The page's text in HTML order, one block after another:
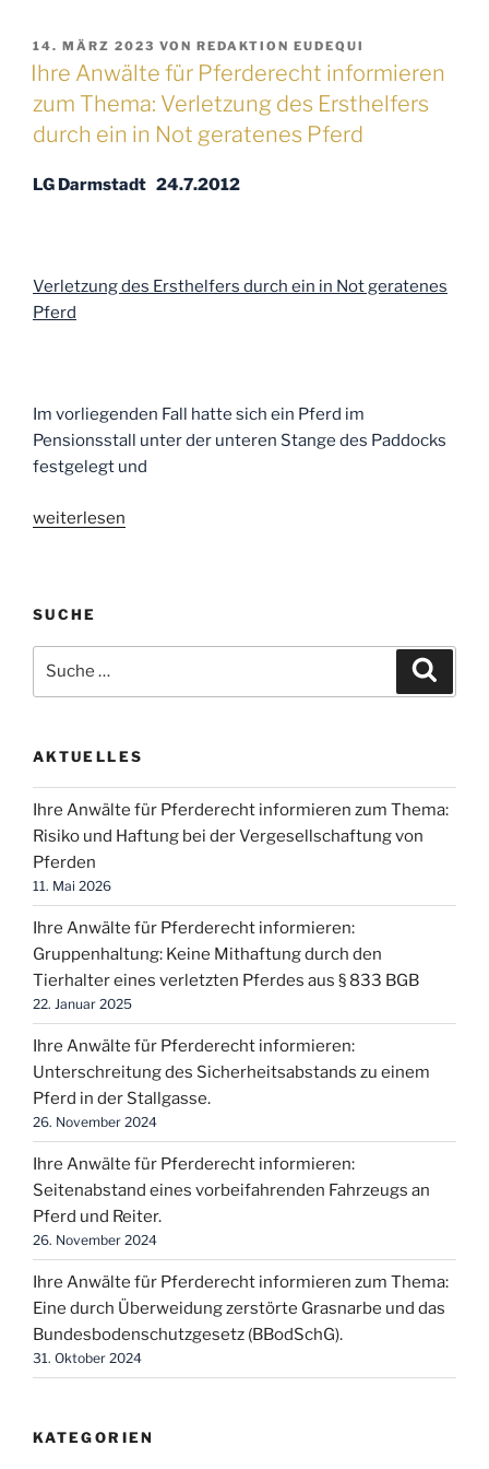
VERÖFFENTLICHT
AM
14. MÄRZ 2023 VON REDAKTION EUDEQUI
Ihre Anwälte für Pferderecht informieren
zum Thema: Verletzung des Ersthelfers
durch ein in Not geratenes Pferd
LG Darmstadt 24.7.2012
Verletzung des Ersthelfers durch ein in Not geratenes
Pferd
Im vorliegenden Fall hatte sich ein Pferd im
Pensionsstall unter der unteren Stange des Paddocks
festgelegt und
„Ihre
informieren
zum
Thema:
Verletzung
Ersthelfers
ein
in
Not
geratenes
Pferd“
weiterlesen
SUCHE
nach:
AKTUELLES
Ihre Anwälte für Pferderecht informieren zum Thema:
Risiko und Haftung bei der Vergesellschaftung von
Pferden
11. Mai 2026
Ihre Anwälte für Pferderecht informieren:
Gruppenhaltung: Keine Mithaftung durch den
Tierhalter eines verletzten Pferdes aus § 833 BGB
22. Januar 2025
Ihre Anwälte für Pferderecht informieren:
Unterschreitung des Sicherheitsabstands zu einem
Pferd in der Stallgasse.
26. November 2024
Ihre Anwälte für Pferderecht informieren:
Seitenabstand eines vorbeifahrenden Fahrzeugs an
Pferd und Reiter.
26. November 2024
Ihre Anwälte für Pferderecht informieren zum Thema:
Eine durch Überweidung zerstörte Grasnarbe und das
Bundesbodenschutzgesetz (BBodSchG).
31. Oktober 2024
KATEGORIEN